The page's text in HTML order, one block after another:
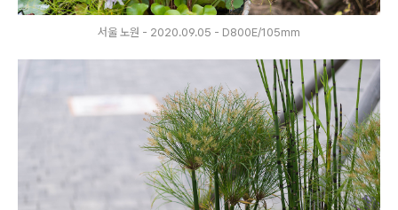
서울 노원 - 2020.09.05 - D800E/105mm